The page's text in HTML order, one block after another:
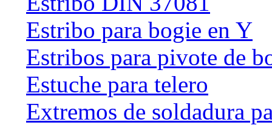
Estribo para bogie en Y
Estribos para pivote de
Estuche para telero
Extremos de soldadura